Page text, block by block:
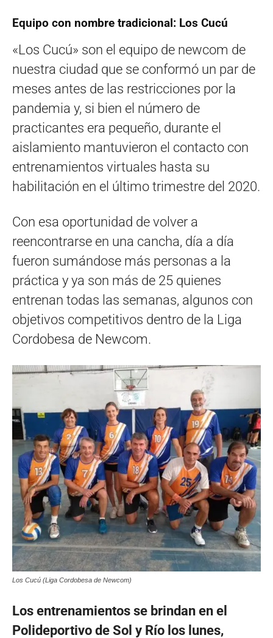
Equipo con nombre tradicional: Los Cucú
«Los Cucú» son el equipo de newcom de
nuestra ciudad que se conformó un par de
meses antes de las restricciones por la
pandemia y, si bien el número de
practicantes era pequeño, durante el
aislamiento mantuvieron el contacto con
entrenamientos virtuales hasta su
habilitación en el último trimestre del 2020.
Con esa oportunidad de volver a
reencontrarse en una cancha, día a día
fueron sumándose más personas a la
práctica y ya son más de 25 quienes
entrenan todas las semanas, algunos con
objetivos competitivos dentro de la Liga
Cordobesa de Newcom.
Los Cucú (Liga Cordobesa de Newcom)
Los entrenamientos se brindan en el
Polideportivo de Sol y Río los lunes,